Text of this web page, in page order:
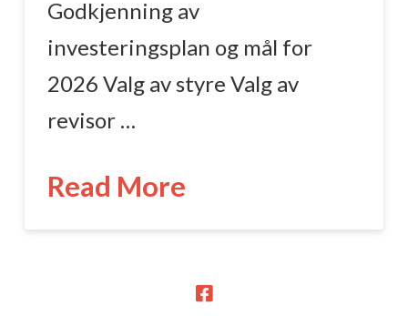
Godkjenning av
investeringsplan og mål for
2026 Valg av styre Valg av
revisor …
Read More